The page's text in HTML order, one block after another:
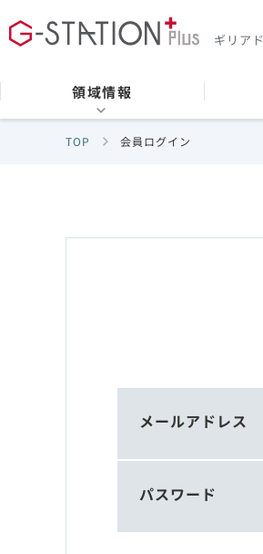
ギリア
領域情報
TOP 会員ログイン
メールアドレス
パスワード